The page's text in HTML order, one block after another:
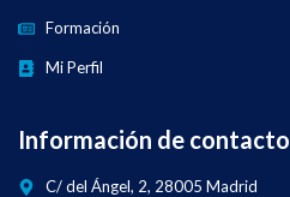
Formación
Mi Perfil
Información de contacto
C/ del Ángel, 2, 28005 Madrid